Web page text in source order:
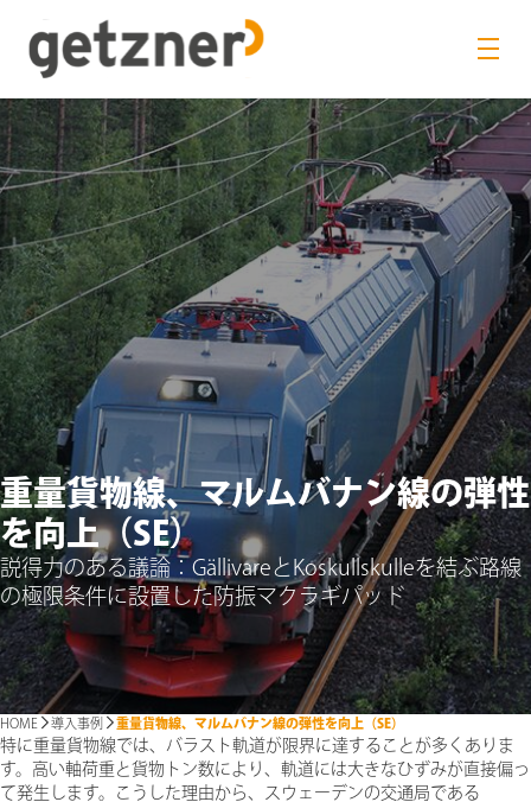
重量貨物線、マルムバナン線の弾性
を向上（SE）
説得力のある議論：GällivareとKoskullskulleを結ぶ路線
の極限条件に設置した防振マクラギパッド
HOME 導入事例 重量貨物線、マルムバナン線の弾性を向上（SE）
特に重量貨物線では、バラスト軌道が限界に達することが多くありま
す。高い軸荷重と貨物トン数により、軌道には大きなひずみが直接偏っ
て発生します。こうした理由から、スウェーデンの交通局である